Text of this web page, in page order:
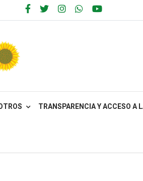
TRANSPARENCIA Y ACCESO A